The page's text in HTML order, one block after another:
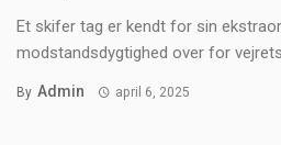
Et skifer tag er kendt for sin
modstandsdygtighed over for vejrets
By Admin april 6, 2025